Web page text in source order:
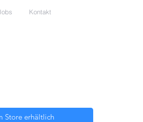
Kontakt
Store erhältlich